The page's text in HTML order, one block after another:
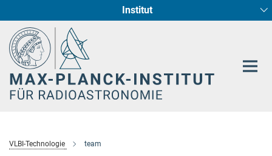
Institut
Radioastronomische Fundamentalphysik
Sternentstehung und Galaxienentwicklung
VLBI-Technologie team